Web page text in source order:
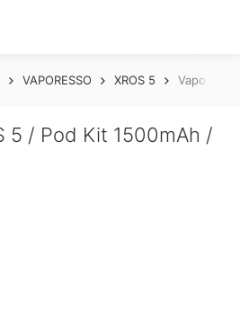
VAPORESSO XROS 5
5 / Pod Kit 1500mAh /